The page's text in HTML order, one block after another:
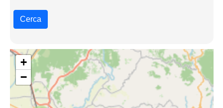
Cerca
+
−